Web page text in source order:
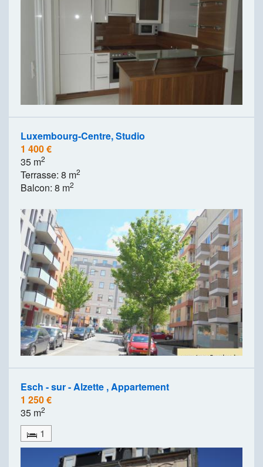
Luxembourg-Centre, Studio
1 400 €
35 m2
Terrasse: 8 m2
Balcon: 8 m2
Esch - sur - Alzette , Appartement
1 250 €
35 m2
1